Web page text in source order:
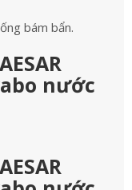
bám bẩn.
nước